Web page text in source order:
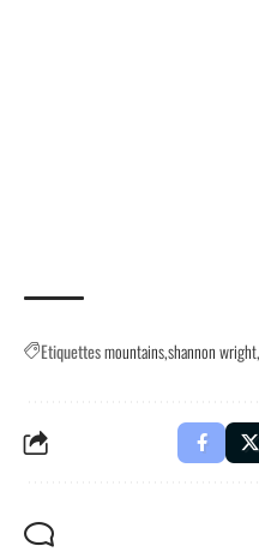
Etiquettesmountainsshannon wright